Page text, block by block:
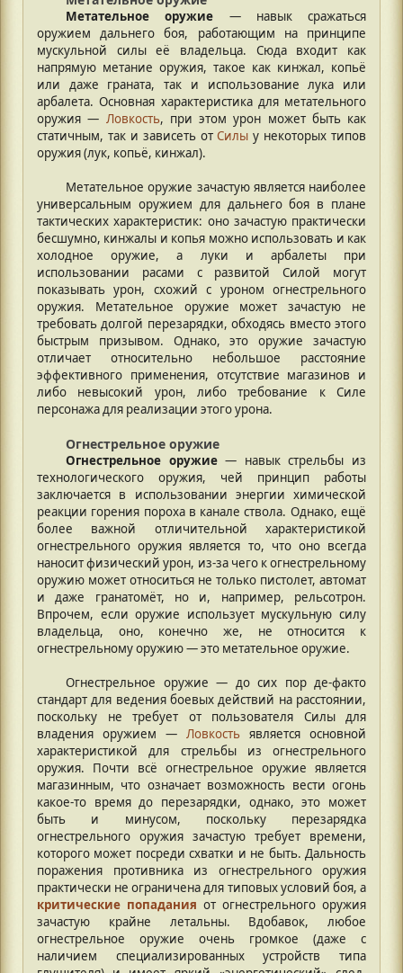
Метательное оружие — навык сражаться
оружием дальнего боя, работающим на принципе
мускульной силы её владельца. Сюда входит как
напрямую метание оружия, такое как кинжал, копьё
или даже граната, так и использование лука или
арбалета. Основная характеристика для метательного
оружия — Ловкость, при этом урон может быть как
статичным, так и зависеть отСилы у некоторых типов
оружия (лук, копьё, кинжал).
Метательное оружие зачастую является наиболее
универсальным оружием для дальнего боя в плане
тактических характеристик: оно зачастую практически
бесшумно, кинжалы и копья можно использовать и как
холодное оружие, а луки и арбалеты при
использовании расами с развитой Силой могут
показывать урон, схожий с уроном огнестрельного
оружия. Метательное оружие может зачастую не
требовать долгой перезарядки, обходясь вместо этого
быстрым призывом. Однако, это оружие зачастую
отличает относительно небольшое расстояние
эффективного применения, отсутствие магазинов и
либо невысокий урон, либо требование к Силе
персонажа для реализации этого урона.
Огнестрельное оружие
Огнестрельное оружие— навык стрельбы из
технологического оружия, чей принцип работы
заключается в использовании энергии химической
реакции горения пороха в канале ствола. Однако, ещё
более важной отличительной характеристикой
огнестрельного оружия является то, что оно всегда
наносит физический урон, из-за чего к огнестрельному
оружию может относиться не только пистолет, автомат
и даже гранатомёт, но и, например, рельсотрон.
Впрочем, если оружие использует мускульную силу
владельца, оно, конечно же, не относится к
огнестрельному оружию — это метательное оружие.
Огнестрельное оружие — до сих пор де-факто
стандарт для ведения боевых действий на расстоянии,
поскольку не требует от пользователя Силы для
владения оружием — Ловкость является основной
характеристикой для стрельбы из огнестрельного
оружия. Почти всё огнестрельное оружие является
магазинным, что означает возможность вести огонь
какое-то время до перезарядки, однако, это может
быть и минусом, поскольку перезарядка
огнестрельного оружия зачастую требует времени,
которого может посреди схватки и не быть. Дальность
поражения противника из огнестрельного оружия
практически не ограничена для типовых условий боя, а
критические попадания от огнестрельного оружия
зачастую крайне летальны. Вдобавок, любое
огнестрельное оружие очень громкое (даже с
наличием специализированных устройств типа